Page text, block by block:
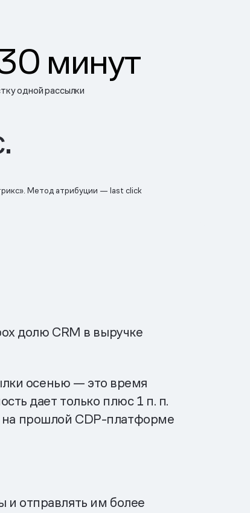
минут
одной рассылки
Метод атрибуции — last click
долю CRM в выручке
осенью — это время
дает только плюс 1 п. п.
на прошлой CDP-платформе
и отправлять им более